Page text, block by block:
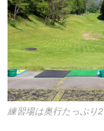
練習場は奥行たっぷり